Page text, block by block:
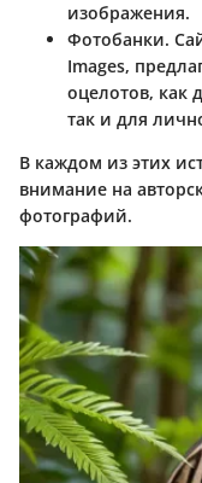
изображения.
Фотобанки.
Images,
оцелотов, как
так и для
В каждом из этих
внимание на
фотографий.